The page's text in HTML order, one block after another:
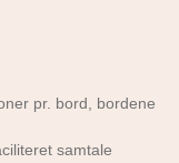
pr. bord, bordene
samtale